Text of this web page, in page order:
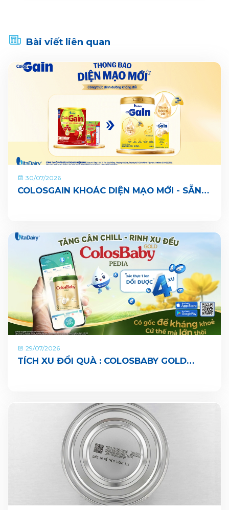
Bài viết liên quan
30/07/2026
COLOSGAIN KHOÁC DIỆN MẠO MỚI - SẴN
29/07/2026
TÍCH XU ĐỔI QUÀ : COLOSBABY GOLD